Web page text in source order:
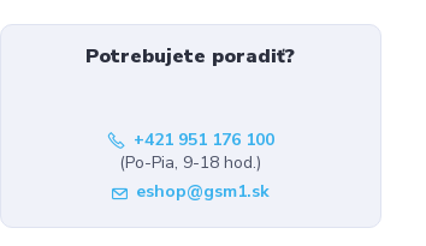
Potrebujete poradiť?
+421 951 176 100
(Po-Pia, 9-18 hod.)
eshop@gsm1.sk